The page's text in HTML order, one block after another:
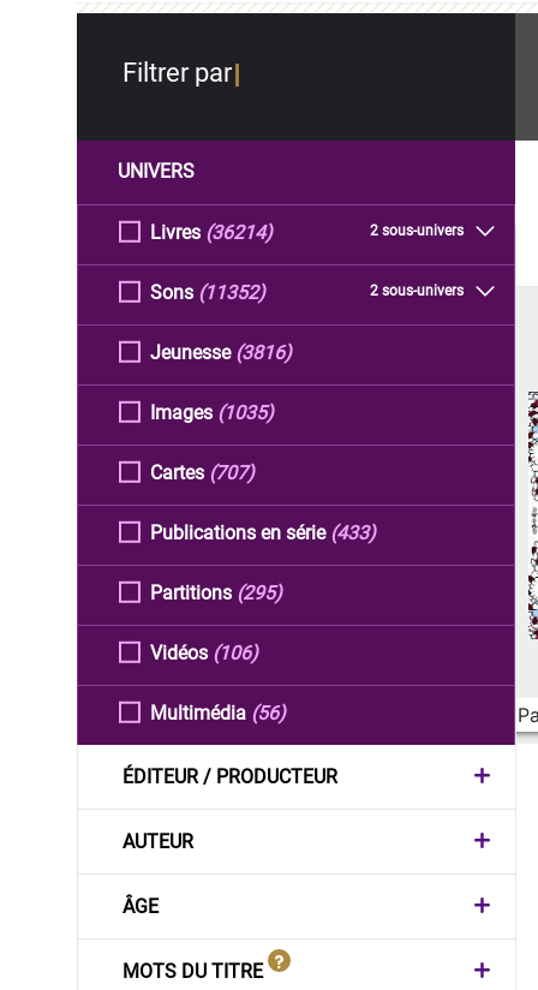
Filtrer par
UNIVERS
Livres 2 sous-univers
(36214)
Sons 2 sous-univers
(11352)
Jeunesse (3816)
Images (1035)
Cartes (707)
Publications en série (433)
Partitions (295)
Vidéos (106)
Multimédia (56)
ÉDITEUR / PRODUCTEUR
AUTEUR
ÂGE
MOTS DU TITRE